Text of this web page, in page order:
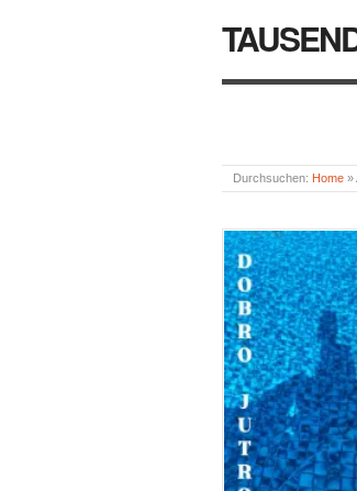
Durchsuchen: Home »